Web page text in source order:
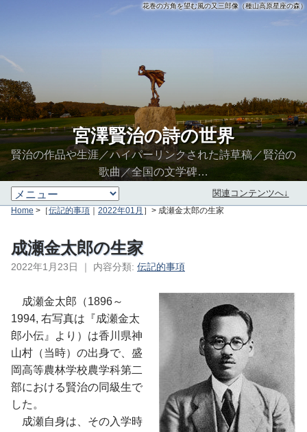
花巻の方角を望む風の又三郎像（種山高原星座の森）
宮澤賢治の詩の世界
賢治の作品や生涯／ハイパーリンクされた詩草稿／賢治の
歌曲／全国の文学碑…
関連コンテンツへ↓
Home >［伝記的事項 ｜ 2022年01月 ］> 成瀬金太郎の生家
成瀬金太郎の生家
2022年1月23日 ｜ 内容分類: 伝記的事項
成瀬金太郎（1896～
1994, 右写真は『成瀬金太
郎小伝』より）は香川県神
山村（当時）の出身で、盛
岡高等農林学校農学科第二
部における賢治の同級生で
した。
成瀬自身は、その入学時